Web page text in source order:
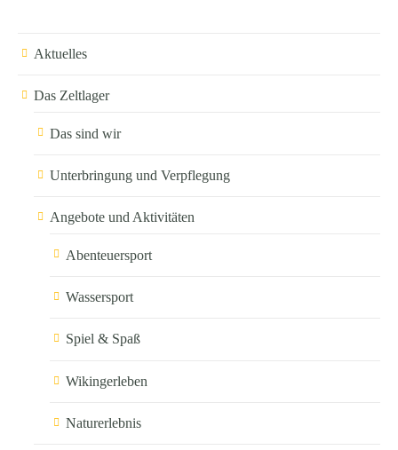
Aktuelles
Das Zeltlager
Das sind wir
Unterbringung und Verpflegung
Angebote und Aktivitäten
Abenteuersport
Wassersport
Spiel & Spaß
Wikingerleben
Naturerlebnis